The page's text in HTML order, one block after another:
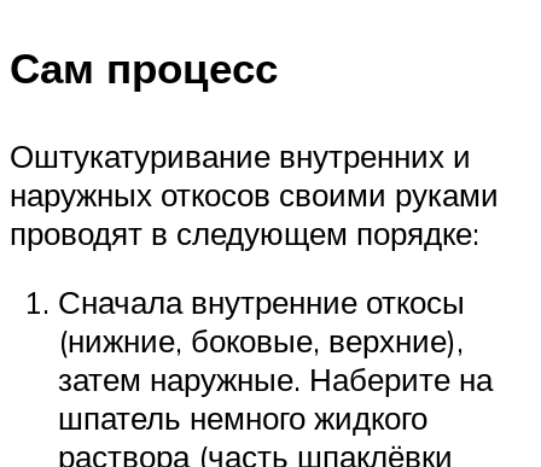
Сам процесс
Оштукатуривание внутренних и
наружных откосов своими руками
проводят в следующем порядке:
Сначала внутренние откосы
(нижние, боковые, верхние),
затем наружные. Наберите на
шпатель немного жидкого
раствора (часть шпаклёвки